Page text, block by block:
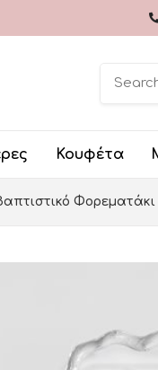
Κουφέτα
Φορεματάκι